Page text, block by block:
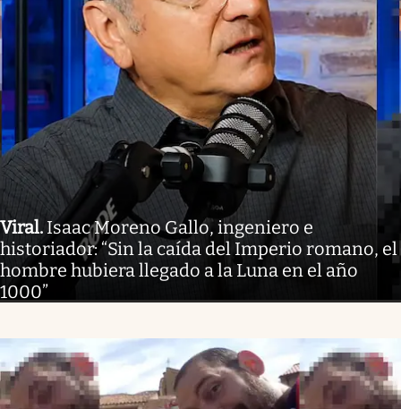
Viral. Isaac Moreno Gallo, ingeniero e
historiador: “Sin la caída del Imperio romano, el
hombre hubiera llegado a la Luna en el año
1000”